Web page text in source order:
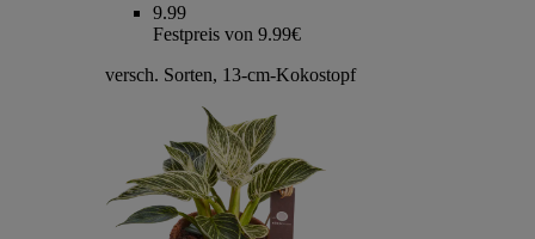
9.99
Festpreis von 9.99€
versch. Sorten, 13-cm-Kokostopf